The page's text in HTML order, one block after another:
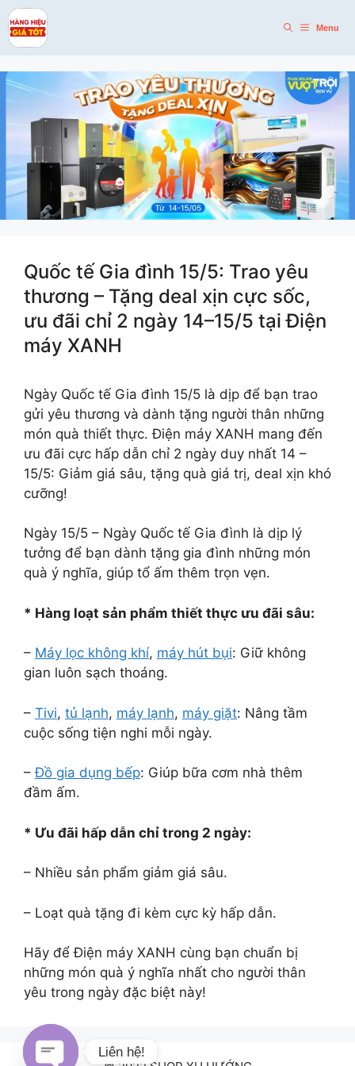
Skip
to
content
Menu
Quốc tế Gia đình 15/5: Trao yêu
thương – Tặng deal xịn cực sốc,
ưu đãi chỉ 2 ngày 14–15/5 tại Điện
máy XANH
Ngày Quốc tế Gia đình 15/5 là dịp để bạn trao
gửi yêu thương và dành tặng người thân những
món quà thiết thực. Điện máy XANH mang đến
ưu đãi cực hấp dẫn chỉ 2 ngày duy nhất 14 –
15/5: Giảm giá sâu, tặng quà giá trị, deal xịn khó
cưỡng!
Ngày 15/5 – Ngày Quốc tế Gia đình là dịp lý
tưởng để bạn dành tặng gia đình những món
quà ý nghĩa, giúp tổ ấm thêm trọn vẹn.
* Hàng loạt sản phẩm thiết thực ưu đãi sâu:
– Máy lọc không khí, máy hút bụi: Giữ không
gian luôn sạch thoáng.
– Tivi, tủ lạnh, máy lạnh, máy giặt: Nâng tầm
cuộc sống tiện nghi mỗi ngày.
–Đồ gia dụng bếp: Giúp bữa cơm nhà thêm
đầm ấm.
* Ưu đãi hấp dẫn chỉ trong 2 ngày:
– Nhiều sản phẩm giảm giá sâu.
– Loạt quà tặng đi kèm cực kỳ hấp dẫn.
Hãy để Điện máy XANH cùng bạn chuẩn bị
những món quà ý nghĩa nhất cho người thân
yêu trong ngày đặc biệt này!
Liên hệ!